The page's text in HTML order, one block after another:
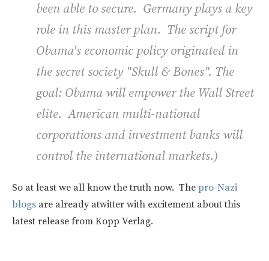
been able to secure. Germany plays a key
role in this master plan. The script for
Obama's economic policy originated in
the secret society "Skull & Bones". The
goal: Obama will empower the Wall Street
elite. American multi-national
corporations and investment banks will
control the international markets.)
So at least we all know the truth now. The pro-Nazi
blogs are already atwitter with excitement about this
latest release from Kopp Verlag.